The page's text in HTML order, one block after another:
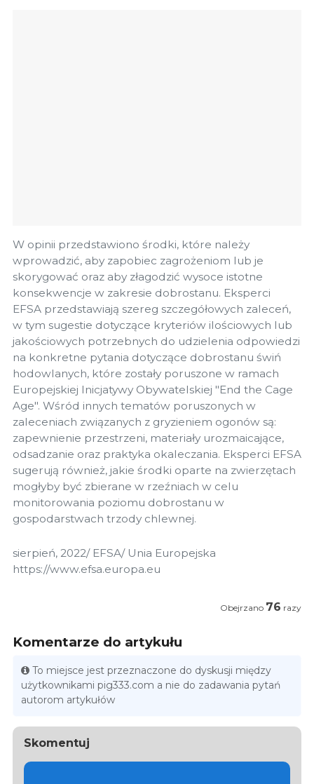
W opinii przedstawiono środki, które należy
wprowadzić, aby zapobiec zagrożeniom lub je
skorygować oraz aby złagodzić wysoce istotne
konsekwencje w zakresie dobrostanu. Eksperci
EFSA przedstawiają szereg szczegółowych zaleceń,
w tym sugestie dotyczące kryteriów ilościowych lub
jakościowych potrzebnych do udzielenia odpowiedzi
na konkretne pytania dotyczące dobrostanu świń
hodowlanych, które zostały poruszone w ramach
Europejskiej Inicjatywy Obywatelskiej "End the Cage
Age". Wśród innych tematów poruszonych w
zaleceniach związanych z gryzieniem ogonów są:
zapewnienie przestrzeni, materiały urozmaicające,
odsadzanie oraz praktyka okaleczania. Eksperci EFSA
sugerują również, jakie środki oparte na zwierzętach
mogłyby być zbierane w rzeźniach w celu
monitorowania poziomu dobrostanu w
gospodarstwach trzody chlewnej.
sierpień, 2022/ EFSA/ Unia Europejska
https://www.efsa.europa.eu
Obejrzano 76 razy
Komentarze do artykułu
To miejsce jest przeznaczone do dyskusji między
użytkownikami pig333.com a nie do zadawania pytań
autorom artykułów
Skomentuj